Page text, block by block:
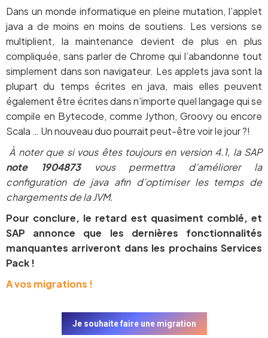
Dans un monde informatique en pleine mutation, l’applet
java a de moins en moins de soutiens. Les versions se
multiplient, la maintenance devient de plus en plus
compliquée, sans parler de Chrome qui l’abandonne tout
simplement dans son navigateur. Les applets java sont la
plupart du temps écrites en java, mais elles peuvent
également être écrites dans n’importe quel langage qui se
compile en Bytecode, comme Jython, Groovy ou encore
Scala … Un nouveau duo pourrait peut-être voir le jour ?!
À noter que si vous êtes toujours en version 4.1, la SAP
note 1904873vous permettra d’améliorer la
configuration de java afin d’optimiser les temps de
chargements de la JVM.
Pour conclure, le retard est quasiment comblé, et
SAP annonce que les dernières fonctionnalités
manquantes arriveront dans les prochains Services
Pack !
A vos migrations !
Je souhaite faire une migration